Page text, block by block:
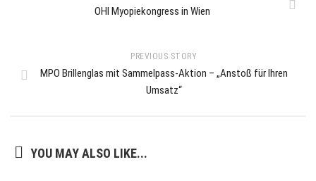
OHI Myopiekongress in Wien
PREVIOUS STORY
MPO Brillenglas mit Sammelpass-Aktion – „Anstoß für Ihren
Umsatz“
YOU MAY ALSO LIKE...